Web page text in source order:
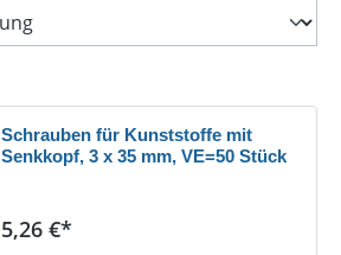
Schrauben für Kunststoffe mit
Senkkopf, 3 x 35 mm, VE=50 Stück
Regulärer Preis:
5,26 €*